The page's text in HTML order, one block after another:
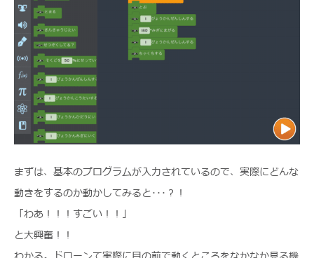
まずは、基本のプログラムが入力されているので、実際にどんな
動きをするのか動かしてみると･･･？！
「わあ！！！すごい！！」
と大興奮！！